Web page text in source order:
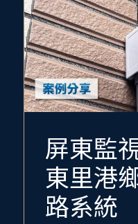
屏東監
東里港
路系統